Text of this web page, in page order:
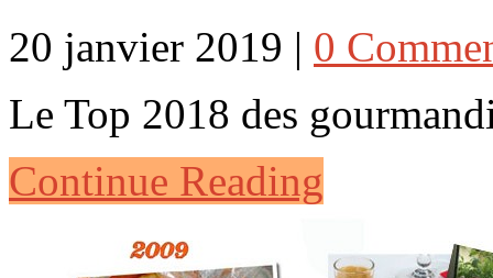
20 janvier 2019 | 0
Le Top 2018 des
Continue Reading